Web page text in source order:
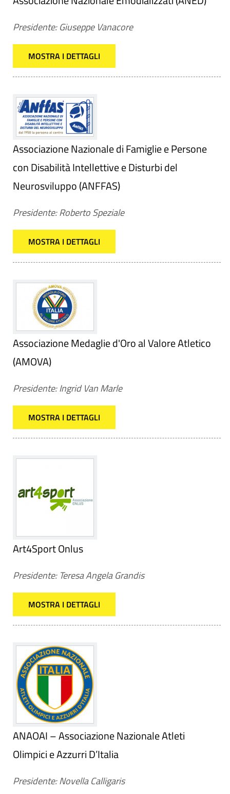
Presidente: Giuseppe Vanacore
MOSTRA I DETTAGLI
Associazione Nazionale di Famiglie e Persone
con Disabilità Intellettive e Disturbi del
Neurosviluppo (ANFFAS)
Presidente: Roberto Speziale
MOSTRA I DETTAGLI
Associazione Medaglie d'Oro al Valore Atletico
(AMOVA)
Presidente: Ingrid Van Marle
MOSTRA I DETTAGLI
Art4Sport Onlus
Presidente: Teresa Angela Grandis
MOSTRA I DETTAGLI
ANAOAI – Associazione Nazionale Atleti
Olimpici e Azzurri D’Italia
Presidente: Novella Calligaris